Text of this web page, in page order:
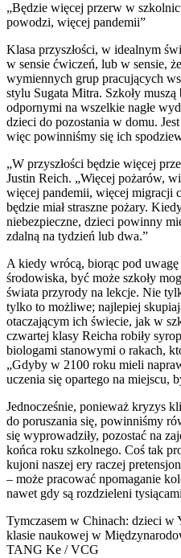
„Będzie więcej przerw w
powodzi, więcej pandemii”
Klasa przyszłości, w idealnym
w sensie ćwiczeń, lub w sensie,
wymiennych grup pracujących
stylu Sugata Mitra. Szkoły
odpornymi na wszelkie nagłe
dzieci do pozostania w domu.
więc powinniśmy się ich
„W przyszłości będzie więcej
Justin Reich. „Więcej pożarów,
więcej pandemii, więcej migracji
będzie miał straszne pożary.
niebezpieczne, dzieci powinny
zdalną na tydzień lub dwa.”
A kiedy wrócą, biorąc pod
środowiska, być może szkoły
świata przyrody na lekcje. Nie
tylko to możliwe; najlepiej
otaczającym ich świecie, jak w
czwartej klasy Reicha robiły
biologami stanowymi o rakach,
„Gdyby w 2100 roku mieli
uczenia się opartego na miejscu,
Jednocześnie, ponieważ kryzys
do poruszania się, powinniśmy
się wyprowadziły, pozostać na
końca roku szkolnego. Coś tak
kujoni naszej ery raczej
– może pracować npomaganie
nawet gdy są rozdzieleni
Tymczasem w Chinach: dzieci w
klasie naukowej w
TANG Ke / VCG